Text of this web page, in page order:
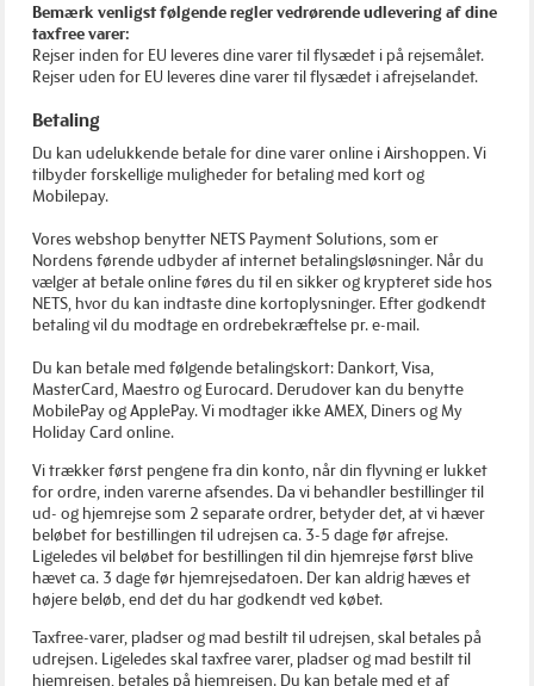
Bemærk venligst følgende regler vedrørende udlevering af dine
taxfree varer:
Rejser inden for EU leveres dine varer til flysædet i på rejsemålet.
Rejser uden for EU leveres dine varer til flysædet i afrejselandet.
Betaling
Du kan udelukkende betale for dine varer online i Airshoppen. Vi
tilbyder forskellige muligheder for betaling med kort og
Mobilepay.
Vores webshop benytter NETS Payment Solutions, som er
Nordens førende udbyder af internet betalingsløsninger. Når du
vælger at betale online føres du til en sikker og krypteret side hos
NETS, hvor du kan indtaste dine kortoplysninger. Efter godkendt
betaling vil du modtage en ordrebekræftelse pr. e-mail.
Du kan betale med følgende betalingskort: Dankort, Visa,
MasterCard, Maestro og Eurocard. Derudover kan du benytte
MobilePay og ApplePay. Vi modtager ikke AMEX, Diners og My
Holiday Card online.
Vi trækker først pengene fra din konto, når din flyvning er lukket
for ordre, inden varerne afsendes. Da vi behandler bestillinger til
ud- og hjemrejse som 2 separate ordrer, betyder det, at vi hæver
beløbet for bestillingen til udrejsen ca. 3-5 dage før afrejse.
Ligeledes vil beløbet for bestillingen til din hjemrejse først blive
hævet ca. 3 dage før hjemrejsedatoen. Der kan aldrig hæves et
højere beløb, end det du har godkendt ved købet.
Taxfree-varer, pladser og mad bestilt til udrejsen, skal betales på
udrejsen. Ligeledes skal taxfree varer, pladser og mad bestilt til
hjemrejsen, betales på hjemrejsen. Du kan betale med et af